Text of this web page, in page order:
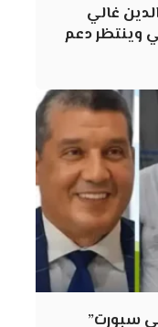
غالي
وينتظر دعم
سبورت”